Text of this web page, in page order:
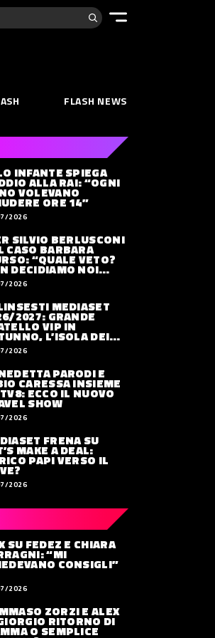
FLASH NEWS
INFANTE SPIEGA
ALLA RAI: “OGNI
VOLEVANO
ORE 14”
2026
SILVIO BERLUSCONI
CASO BARBARA
“QUALE VETO?
DECIDIAMO NOI
LAVORERÀ”
2026
MEDIASET
2027: GRANDE
VIP IN
L’ISOLA DEI
SLITTA AL 2027
2026
PARODI E
CARESSA INSIEME
ECCO IL NUOVO
SHOW
2026
FRENA SU
MAKE A DEAL:
PAPI VERSO IL
2026
SU FEDEZ E CHIARA
“MI
CONSIGLI”
2026
ZORZI E ALEX
RITORNO DI
O SEMPLICE